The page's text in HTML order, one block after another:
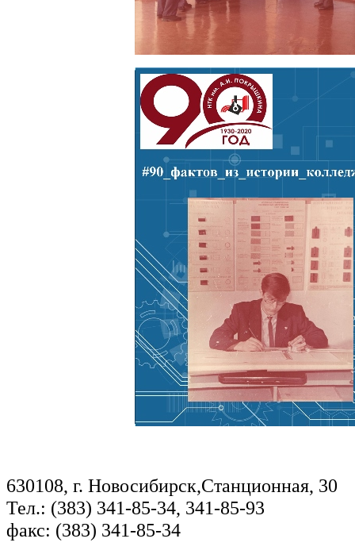
630108, г. Новосибирск,Станционная, 30
Тел.: (383) 341-85-34, 341-85-93
факс: (383) 341-85-34